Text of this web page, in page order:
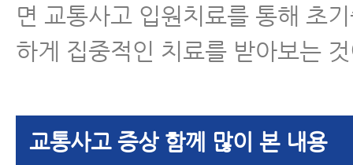
면 교통사고 입원치료를 통해 초
하게 집중적인 치료를 받아보는
교통사고 증상 함께 많이 본 내용